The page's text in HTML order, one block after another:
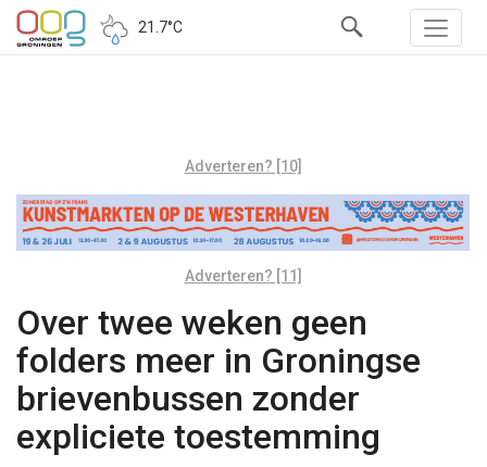
21.7°C
Adverteren? [10]
Adverteren? [11]
Over twee weken geen
folders meer in Groningse
brievenbussen zonder
expliciete toestemming